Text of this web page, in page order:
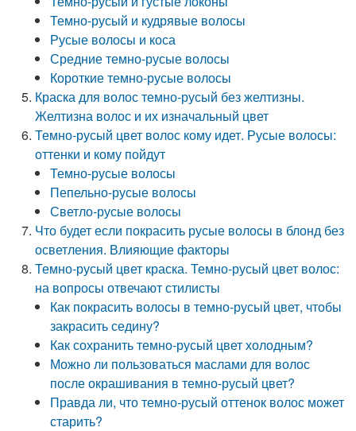
Темно-русый и кудрявые волосы
Русые волосы и коса
Средние темно-русые волосы
Короткие темно-русые волосы
Краска для волос темно-русый без желтизны.
Желтизна волос и их изначальный цвет
Темно-русый цвет волос кому идет. Русые волосы:
оттенки и кому пойдут
Темно-русые волосы
Пепельно-русые волосы
Светло-русые волосы
Что будет если покрасить русые волосы в блонд без
осветления. Влияющие факторы
Темно-русый цвет краска. Темно-русый цвет волос:
на вопросы отвечают стилисты
Как покрасить волосы в темно-русый цвет, чтобы
закрасить седину?
Как сохранить темно-русый цвет холодным?
Можно ли пользоваться маслами для волос
после окрашивания в темно-русый цвет?
Правда ли, что темно-русый оттенок волос может
старить?